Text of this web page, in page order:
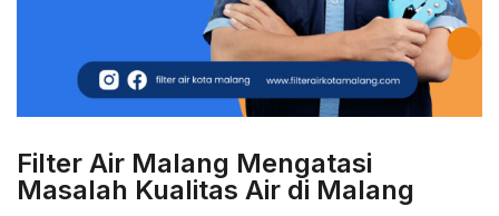
Filter Air Malang Mengatasi
Masalah Kualitas Air di Malang